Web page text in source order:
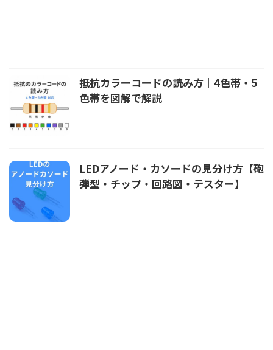
抵抗カラーコードの読み方｜4色帯・5
色帯を図解で解説
LEDアノード・カソードの見分け方【砲
弾型・チップ・回路図・テスター】